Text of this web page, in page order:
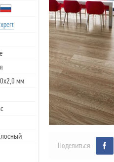
мм
Поделиться: